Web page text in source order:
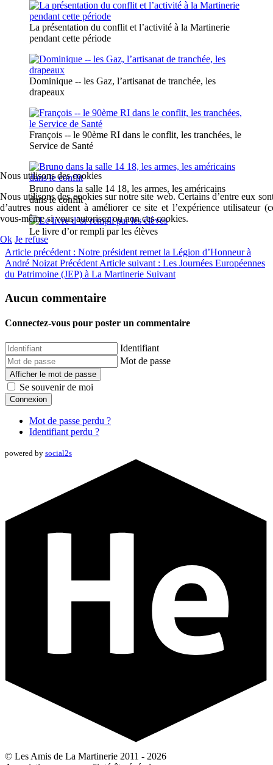
La présentation du conflit et l’activité à la Martinerie
pendant cette période
Dominique -- les Gaz, l’artisanat de tranchée, les
drapeaux
François -- le 90ème RI dans le conflit, les tranchées, le
Service de Santé
Bruno dans la salle 14 18, les armes, les américains
dans le conflit
Le livre d’or rempli par les élèves
Article précédent : Notre président remet la Légion d’Honneur à
André Noizat Précédent Article suivant : Les Journées Européennes
du Patrimoine (JEP) à La Martinerie Suivant
Aucun commentaire
Connectez-vous pour poster un commentaire
Identifiant
Mot de passe
Afficher le mot de passe
Se souvenir de moi
Connexion
Mot de passe perdu ?
Identifiant perdu ?
powered by social2s
© Les Amis de La Martinerie 2011 - 2026
Nous utilisons des cookies
Nous utilisons des cookies sur notre site web. Certains d’entre eux
d’autres nous aident à améliorer ce site et l’expérience utilisateur
vous-même si vous autorisez ou non ces cookies.
Ok Je refuse